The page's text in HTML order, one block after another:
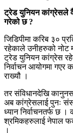
ट्रेड युनियन कांग्रेसले
गरेको छ ?
जिडिपीमा करिब ३०
रहेकाले उनीहरुको नोट
ट्रेड युनियन कांग्रेस
निर्वाचन आयोगमा गएर
राख्यौ ।
तर संविधानदेखि
अब कांग्रेसलाई पुनः
ध्यान निर्वाचनतर्फ छ
श्रमिकहरुलाई नेपाल
।